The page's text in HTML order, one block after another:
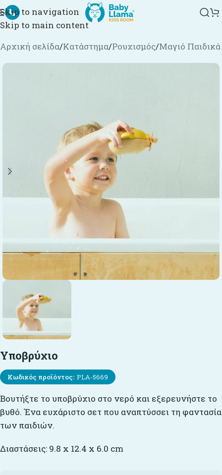
Skip to navigation
Skip to main content
Αρχική σελίδα/Κατάστημα/Ρουχισμός/Μαγιό Παιδικά
Υποβρύχιο
Κωδικός προϊόντος: PLA-5669
Βουτήξτε το υποβρύχιο στο νερό και εξερευνήστε το
βυθό. Ένα ευχάριστο σετ που αναπτύσσει τη φαντασία
των παιδιών.
Διαστάσεις: 9.8 x 12.4 x 6.0 cm